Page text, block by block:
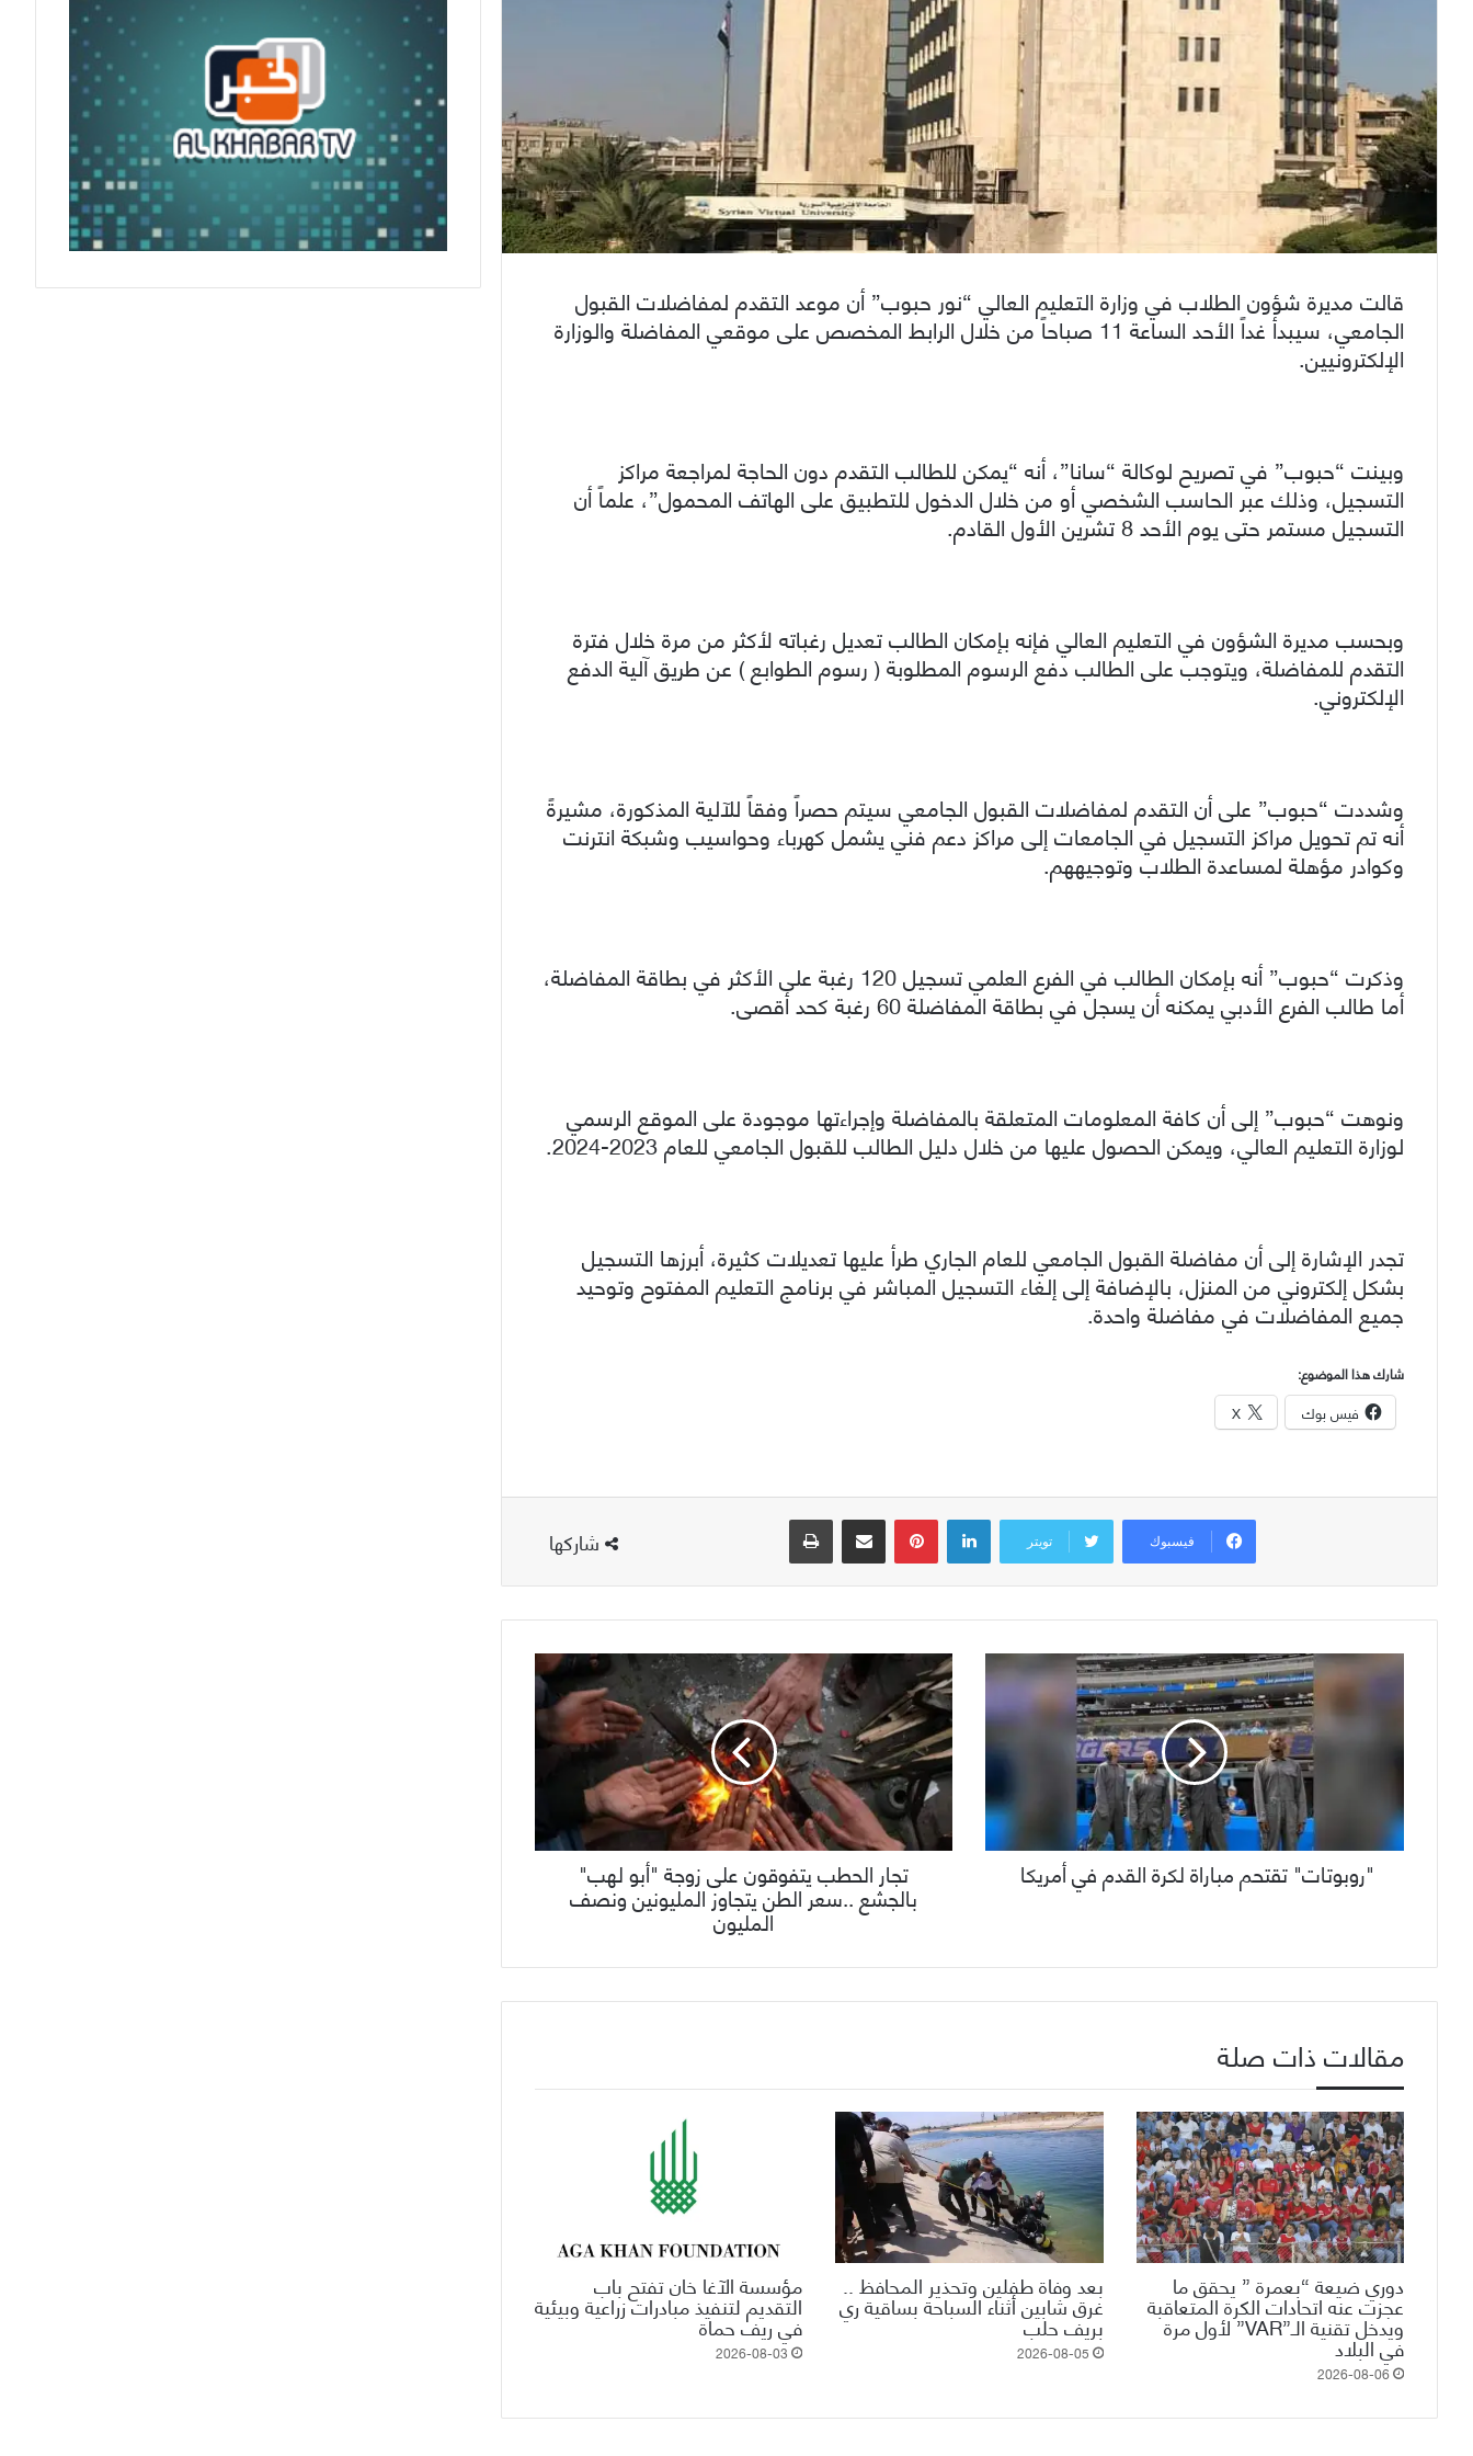
قالت مديرة شؤون الطلاب في وزارة التعليم العالي “نور حبوب” أن موعد التقدم لمفاضلات القبول
الجامعي، سيبدأ غداً الأحد الساعة 11 صباحاً من خلال الرابط المخصص على موقعي المفاضلة والوزارة
الإلكترونيين.
وبينت “حبوب” في تصريح لوكالة “سانا”، أنه “يمكن للطالب التقدم دون الحاجة لمراجعة مراكز
التسجيل، وذلك عبر الحاسب الشخصي أو من خلال الدخول للتطبيق على الهاتف المحمول”، علماً أن
التسجيل مستمر حتى يوم الأحد 8 تشرين الأول القادم.
وبحسب مديرة الشؤون في التعليم العالي فإنه بإمكان الطالب تعديل رغباته لأكثر من مرة خلال فترة
التقدم للمفاضلة، ويتوجب على الطالب دفع الرسوم المطلوبة ( رسوم الطوابع ) عن طريق آلية الدفع
الإلكتروني.
وشددت “حبوب” على أن التقدم لمفاضلات القبول الجامعي سيتم حصراً وفقاً للآلية المذكورة، مشيرةً
أنه تم تحويل مراكز التسجيل في الجامعات إلى مراكز دعم فني يشمل كهرباء وحواسيب وشبكة انترنت
وكوادر مؤهلة لمساعدة الطلاب وتوجيههم.
وذكرت “حبوب” أنه بإمكان الطالب في الفرع العلمي تسجيل 120 رغبة على الأكثر في بطاقة المفاضلة،
أما طالب الفرع الأدبي يمكنه أن يسجل في بطاقة المفاضلة 60 رغبة كحد أقصى.
ونوهت “حبوب” إلى أن كافة المعلومات المتعلقة بالمفاضلة وإجراءتها موجودة على الموقع الرسمي
لوزارة التعليم العالي، ويمكن الحصول عليها من خلال دليل الطالب للقبول الجامعي للعام 2023-2024.
تجدر الإشارة إلى أن مفاضلة القبول الجامعي للعام الجاري طرأ عليها تعديلات كثيرة، أبرزها التسجيل
بشكل إلكتروني من المنزل، بالإضافة إلى إلغاء التسجيل المباشر في برنامج التعليم المفتوح وتوحيد
جميع المفاضلات في مفاضلة واحدة.
شارك هذا الموضوع:
فيس بوك X
شاركها فيسبوك تويتر
لينكدإن بينتيريست مشاركة عبر البريد طباعة
"روبوتات" تقتحم مباراة لكرة القدم في أمريكا تجار الحطب يتفوقون على زوجة "أبو لهب"
بالجشع ..سعر الطن يتجاوز المليونين ونصف
المليون
مقالات ذات صلة
دوري ضيعة “بعمرة ” يحقق ما
عجزت عنه اتحادات الكرة المتعاقبة
ويدخل تقنية الـ”VAR” لأول مرة
في البلاد
2026-08-06
بعد وفاة طفلين وتحذير المحافظ ..
غرق شابين أثناء السباحة بساقية ري
بريف حلب
2026-08-05
مؤسسة الآغا خان تفتح باب
التقديم لتنفيذ مبادرات زراعية وبيئية
في ريف حماة
2026-08-03